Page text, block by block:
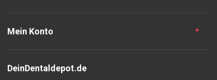
Mein Konto
DeinDentaldepot.de